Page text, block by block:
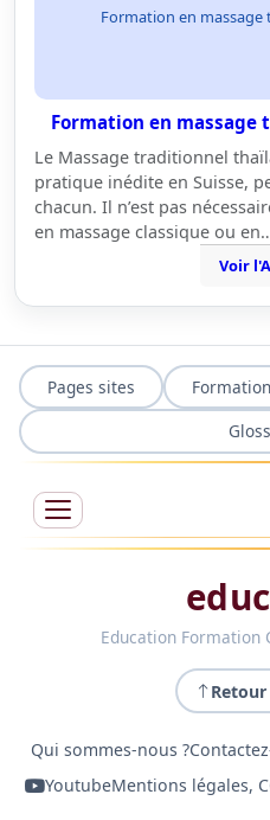
Formation en
Formation en
Le Massage traditionnel
pratique inédite en Suisse,
chacun. Il n’est pas
en massage classique ou
Voir
Pages sites
Education Formation
Qui sommes-nous ?
YoutubeMentions légales,